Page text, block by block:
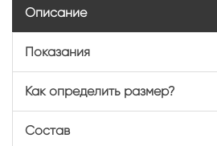
Описание
Показания
Как определить размер?
Состав